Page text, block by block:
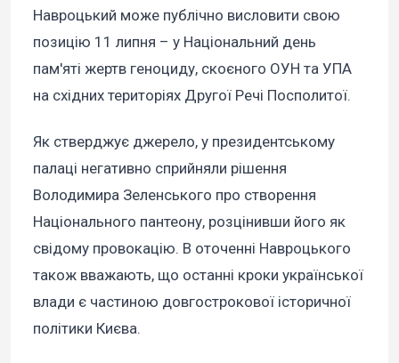
Навроцький може публічно висловити свою
позицію 11 липня – у Національний день
пам'яті жертв геноциду, скоєного ОУН та УПА
на східних територіях Другої Речі Посполитої.
Як стверджує джерело, у президентському
палаці негативно сприйняли рішення
Володимира Зеленського про створення
Національного пантеону, розцінивши його як
свідому провокацію. В оточенні Навроцького
також вважають, що останні кроки української
влади є частиною довгострокової історичної
політики Києва.